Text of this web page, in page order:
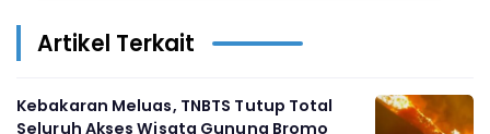
Artikel Terkait
Kebakaran Meluas, TNBTS Tutup Total
Seluruh Akses Wisata Gunung Bromo